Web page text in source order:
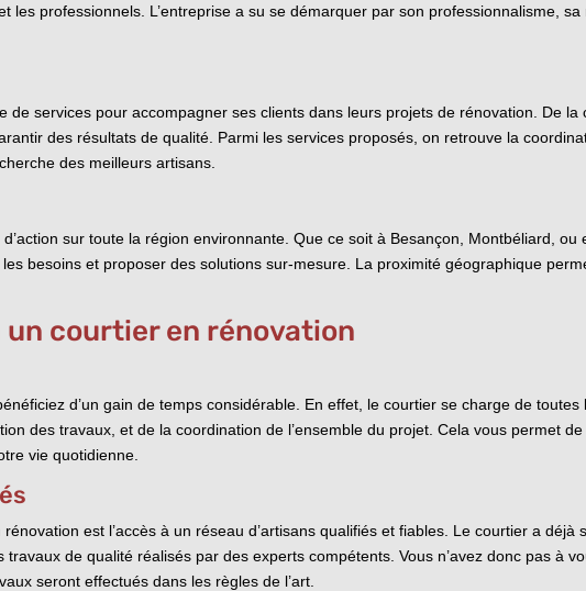
les professionnels. L’entreprise a su se démarquer par son professionnalisme, sa
services pour accompagner ses clients dans leurs projets de rénovation. De la
des résultats de qualité. Parmi les services proposés, on retrouve la
des meilleurs artisans.
sur toute la région environnante. Que ce soit à Besançon, Montbéliard, ou
besoins et proposer des solutions sur-mesure. La proximité géographique
un courtier en rénovation
d’un gain de temps considérable. En effet, le courtier se charge de toutes
des travaux, et de la coordination de l’ensemble du projet. Cela vous permet
vie quotidienne.
est l’accès à un réseau d’artisans qualifiés et fiables. Le courtier a déjà
de qualité réalisés par des experts compétents. Vous n’avez donc pas à
seront effectués dans les règles de l’art.